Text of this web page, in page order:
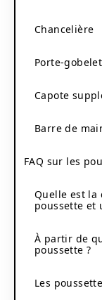
Chancelière
Porte-gobelet
Capote
Barre de
FAQ sur les
Quelle est
poussette et
À partir de
poussette ?
Les